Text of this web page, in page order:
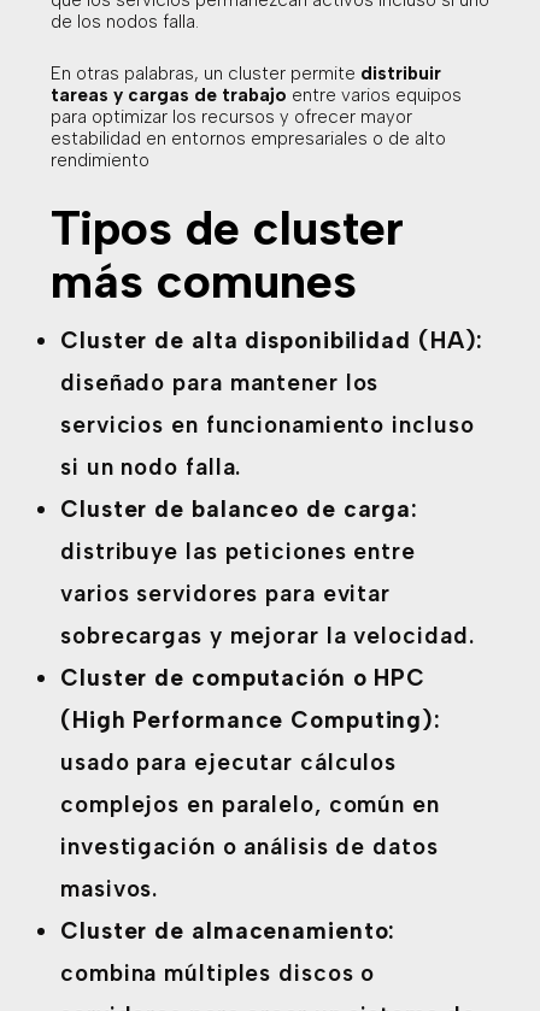
de los nodos falla.
En otras palabras, un cluster permite distribuir
tareas y cargas de trabajo entre varios equipos
para optimizar los recursos y ofrecer mayor
estabilidad en entornos empresariales o de alto
rendimiento
Tipos de cluster
más comunes
Cluster de alta disponibilidad (HA):
diseñado para mantener los
servicios en funcionamiento incluso
si un nodo falla.
Cluster de balanceo de carga:
distribuye las peticiones entre
varios servidores para evitar
sobrecargas y mejorar la velocidad.
Cluster de computación o HPC
(High Performance Computing):
usado para ejecutar cálculos
complejos en paralelo, común en
investigación o análisis de datos
masivos.
Cluster de almacenamiento:
combina múltiples discos o